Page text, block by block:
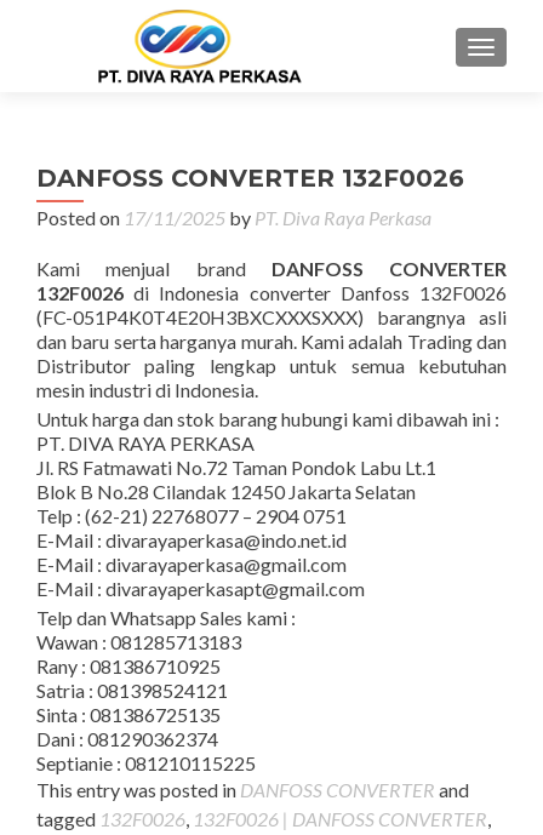
MENU
DANFOSS CONVERTER 132F0026
Posted on 17/11/2025 by PT. Diva Raya Perkasa
Kami menjual brand DANFOSS CONVERTER
132F0026 di Indonesia converter Danfoss 132F0026
(FC-051P4K0T4E20H3BXCXXXSXXX) barangnya asli
dan baru serta harganya murah. Kami adalah Trading dan
Distributor paling lengkap untuk semua kebutuhan
mesin industri di Indonesia.
Untuk harga dan stok barang hubungi kami dibawah ini :
PT. DIVA RAYA PERKASA
Jl. RS Fatmawati No.72 Taman Pondok Labu Lt.1
Blok B No.28 Cilandak 12450 Jakarta Selatan
Telp : (62-21) 22768077 – 2904 0751
E-Mail : divarayaperkasa@indo.net.id
E-Mail : divarayaperkasa@gmail.com
E-Mail : divarayaperkasapt@gmail.com
Telp dan Whatsapp Sales kami :
Wawan : 081285713183
Rany : 081386710925
Satria : 081398524121
Sinta : 081386725135
Dani : 081290362374
Septianie : 081210115225
This entry was posted in DANFOSS CONVERTER and
tagged 132F0026, 132F0026 | DANFOSS CONVERTER,